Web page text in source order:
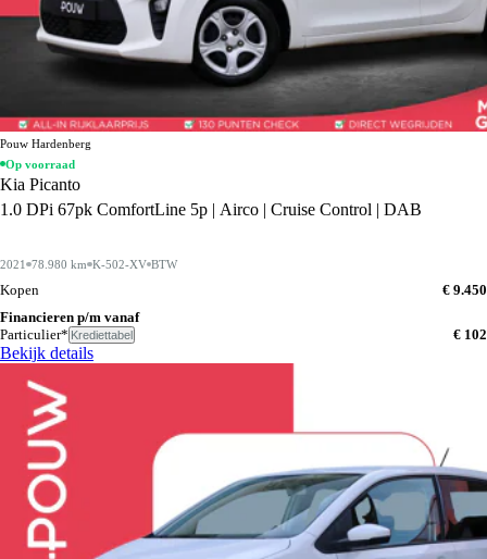
Pouw Hardenberg
Op voorraad
Kia Picanto
1.0 DPi 67pk ComfortLine 5p | Airco | Cruise Control | DAB
2021 78.980 km K-502-XV BTW
Kopen
€ 9.450
Financieren p/m vanaf
Particulier* Krediettabel € 102
Bekijk details